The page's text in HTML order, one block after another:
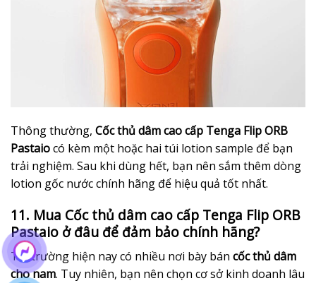
Thông thường, Cốc thủ dâm cao cấp Tenga Flip ORB
Pastaiocó kèm một hoặc hai túi lotion sample để bạn
trải nghiệm. Sau khi dùng hết, bạn nên sắm thêm dòng
lotion gốc nước chính hãng để hiệu quả tốt nhất.
11. Mua Cốc thủ dâm cao cấp Tenga Flip ORB
Pastaio ở đâu để đảm bảo chính hãng?
Thị trường hiện nay có nhiều nơi bày bán cốc thủ dâm
cho nam. Tuy nhiên, bạn nên chọn cơ sở kinh doanh lâu